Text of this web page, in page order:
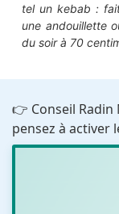
tel un kebab :
une andouillette
du soir à 70
👉 Conseil Radin
pensez à activer